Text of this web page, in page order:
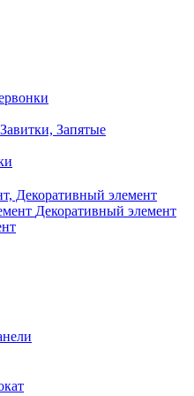
Завитки, Запятые
Декоративный элемент
Декоративный элемент